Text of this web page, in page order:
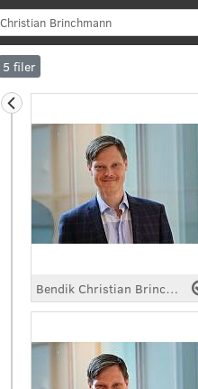
5 filer
Bendik Christian Brinchmann